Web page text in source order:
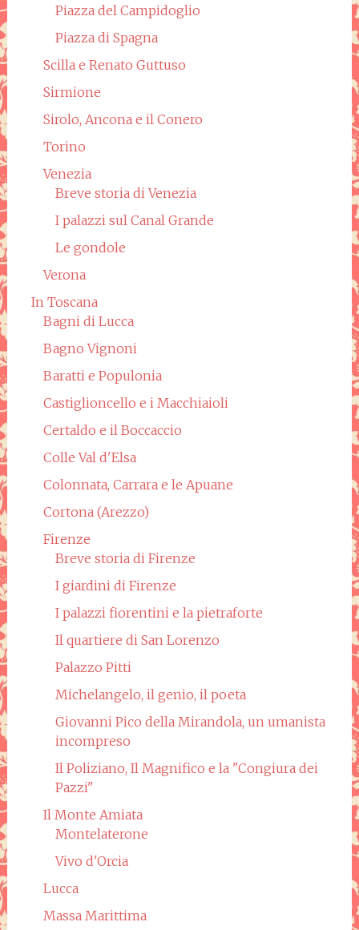
Piazza del Campidoglio
Piazza di Spagna
Scilla e Renato Guttuso
Sirmione
Sirolo, Ancona e il Conero
Torino
Venezia
Breve storia di Venezia
I palazzi sul Canal Grande
Le gondole
Verona
In Toscana
Bagni di Lucca
Bagno Vignoni
Baratti e Populonia
Castiglioncello e i Macchiaioli
Certaldo e il Boccaccio
Colle Val d'Elsa
Colonnata, Carrara e le Apuane
Cortona (Arezzo)
Firenze
Breve storia di Firenze
I giardini di Firenze
I palazzi fiorentini e la pietraforte
Il quartiere di San Lorenzo
Palazzo Pitti
Michelangelo, il genio, il poeta
Giovanni Pico della Mirandola, un umanista
incompreso
Il Poliziano, Il Magnifico e la "Congiura dei
Pazzi"
Il Monte Amiata
Montelaterone
Vivo d'Orcia
Lucca
Massa Marittima